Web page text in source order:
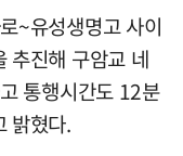
~유성생명고 사이
추진해 구암교 네
통행시간도 12분
밝혔다.